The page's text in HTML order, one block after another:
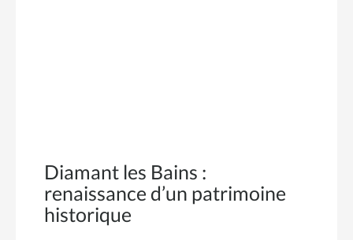
Diamant les Bains :
renaissance d’un patrimoine
historique